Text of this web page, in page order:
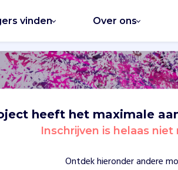
vinden Over ons
heeft het maximale
Inschrijven is helaas
Ontdek hieronder andere